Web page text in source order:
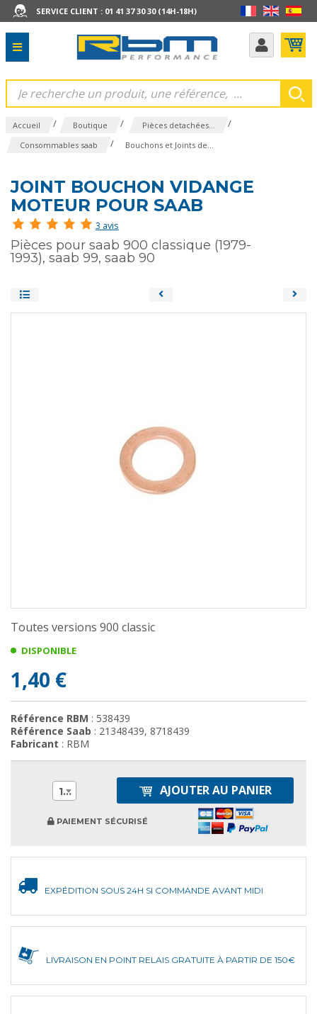
SERVICE CLIENT : 01 41 37 30 30 (14H-18H)
Accueil / Boutique / Pièces detachées... /
Consommables saab / Bouchons et Joints de...
JOINT BOUCHON VIDANGE
MOTEUR POUR SAAB
3 avis
Pièces pour saab 900 classique (1979-
1993), saab 99, saab 90
Toutes versions 900 classic
DISPONIBLE
1,40 €
Référence RBM : 538439
Référence Saab : 21348439, 8718439
Fabricant : RBM
1 AJOUTER AU PANIER
PAIEMENT SÉCURISÉ
EXPÉDITION SOUS 24H SI COMMANDE AVANT MIDI
LIVRAISON EN POINT RELAIS GRATUITE À PARTIR DE 150€